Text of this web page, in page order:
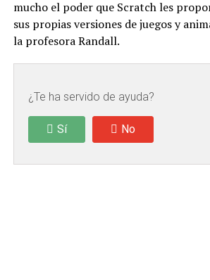
mucho el poder que Scratch les
sus propias versiones de juegos y
la profesora Randall.
¿Te ha servido de ayuda?
Sí No